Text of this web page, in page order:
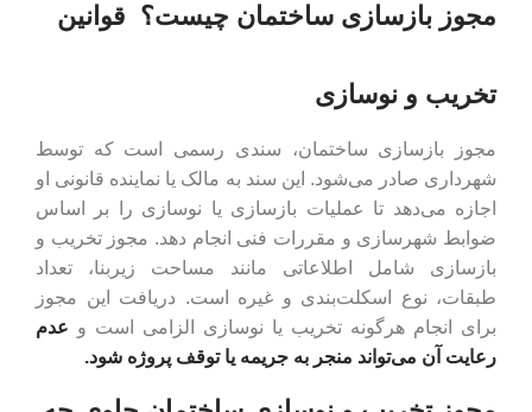
مجوز بازسازی ساختمان چیست؟ قوانین
تخریب و نوسازی
مجوز بازسازی ساختمان، سندی رسمی است که توسط
شهرداری صادر می‌شود. این سند به مالک یا نماینده قانونی او
اجازه می‌دهد تا عملیات بازسازی یا نوسازی را بر اساس
ضوابط شهرسازی و مقررات فنی انجام دهد. مجوز تخریب و
بازسازی شامل اطلاعاتی مانند مساحت زیربنا، تعداد
طبقات، نوع اسکلت‌بندی و غیره است. دریافت این مجوز
برای انجام هرگونه تخریب یا نوسازی الزامی است و عدم
رعایت آن می‌تواند منجر به جریمه یا توقف پروژه شود.